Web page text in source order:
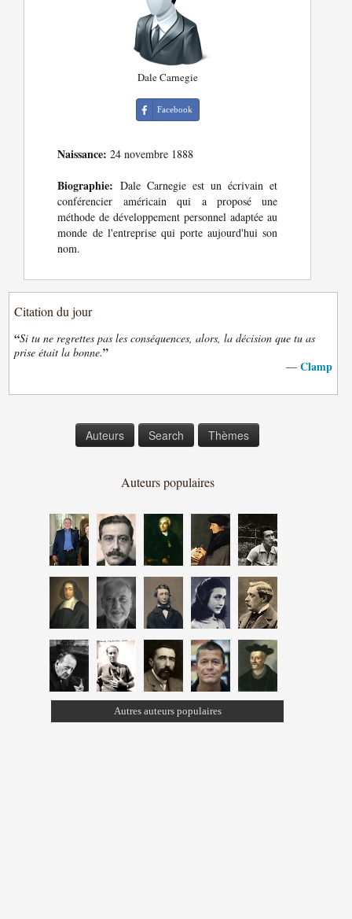
Dale Carnegie
Facebook
Naissance: 24 novembre 1888
Biographie: Dale Carnegie est un écrivain et
conférencier américain qui a proposé une
méthode de développement personnel adaptée au
monde de l'entreprise qui porte aujourd'hui son
nom.
Citation du jour
“Si tu ne regrettes pas les conséquences, alors, la décision que tu as
prise était la bonne.”
— Clamp
Auteurs Search Thèmes
Auteurs populaires
Autres auteurs populaires